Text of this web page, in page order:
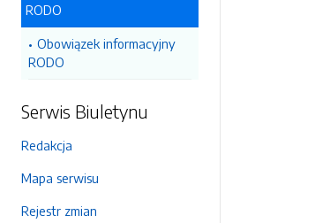
RODO
Obowiązek informacyjny
RODO
Serwis Biuletynu
Redakcja
Mapa serwisu
Rejestr zmian